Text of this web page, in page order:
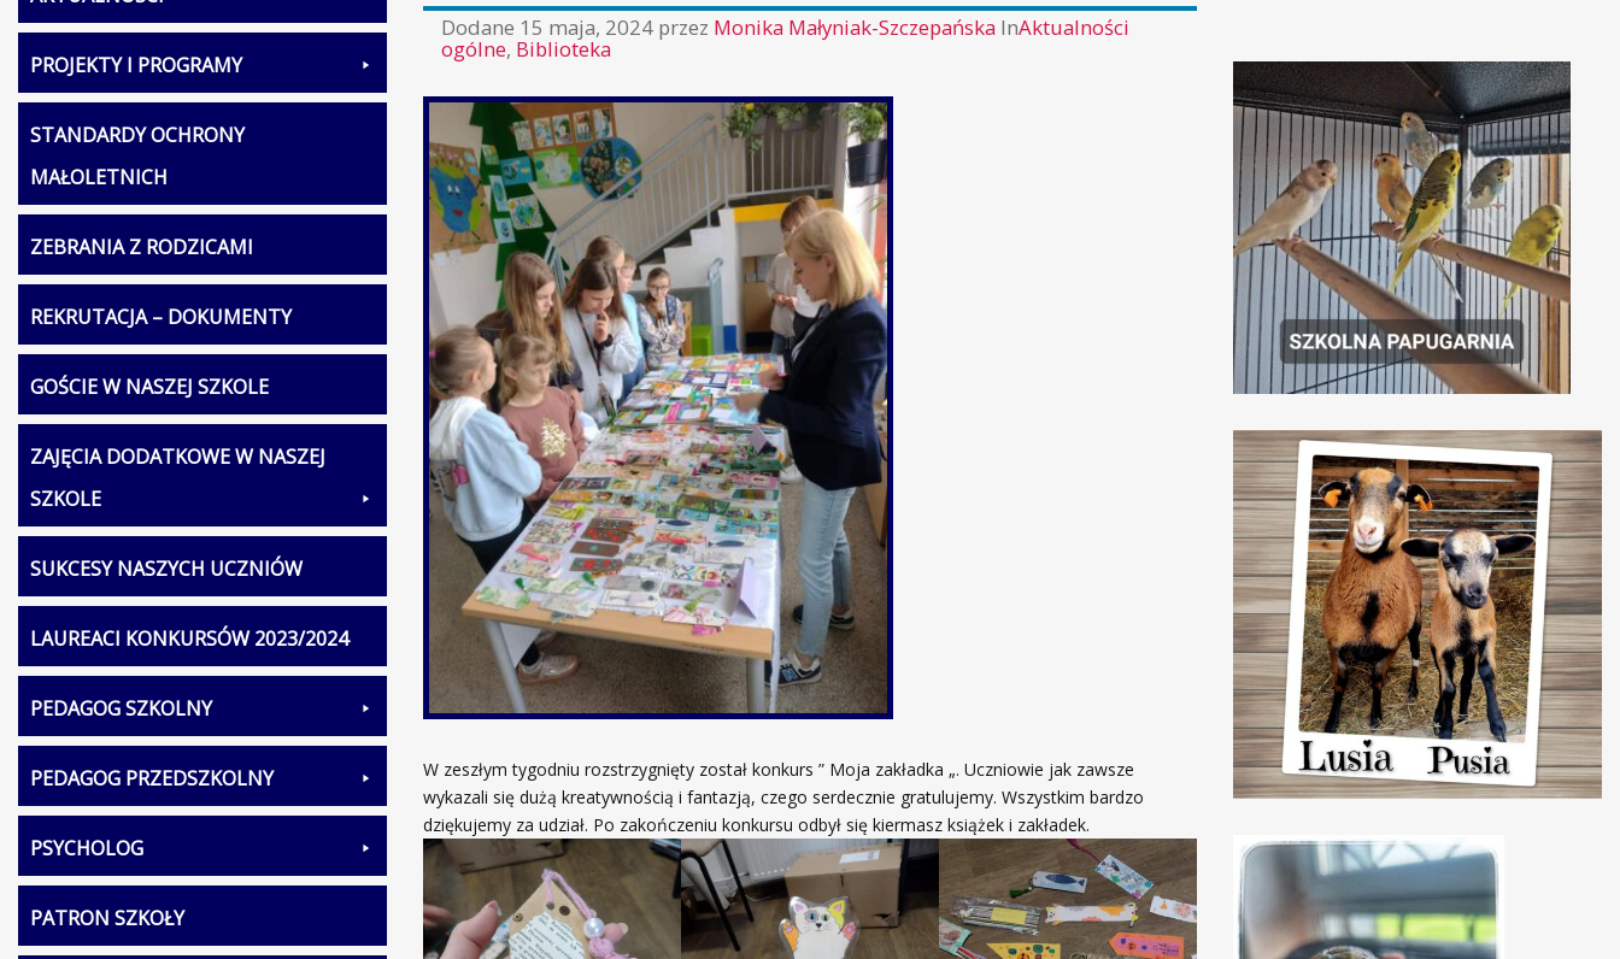
Dodane 15 maja, 2024 przez Monika Małyniak-Szczepańska InAktualności
ogólne, Biblioteka
W zeszłym tygodniu rozstrzygnięty został konkurs ” Moja zakładka „. Uczniowie jak zawsze
wykazali się dużą kreatywnością i fantazją, czego serdecznie gratulujemy. Wszystkim bardzo
dziękujemy za udział. Po zakończeniu konkursu odbył się kiermasz książek i zakładek.
PROJEKTY I PROGRAMY
STANDARDY OCHRONY
MAŁOLETNICH
ZEBRANIA Z RODZICAMI
REKRUTACJA – DOKUMENTY
GOŚCIE W NASZEJ SZKOLE
ZAJĘCIA DODATKOWE W NASZEJ
SZKOLE
SUKCESY NASZYCH UCZNIÓW
LAUREACI KONKURSÓW 2023/2024
PEDAGOG SZKOLNY
PEDAGOG PRZEDSZKOLNY
PSYCHOLOG
PATRON SZKOŁY